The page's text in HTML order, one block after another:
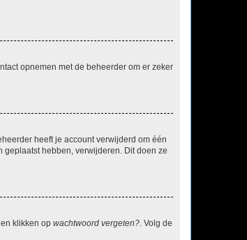
opnemen met de beheerder om er zeker
heeft je account verwijderd om één
hebben, verwijderen. Dit doen ze
klikken op wachtwoord vergeten? . Volg de